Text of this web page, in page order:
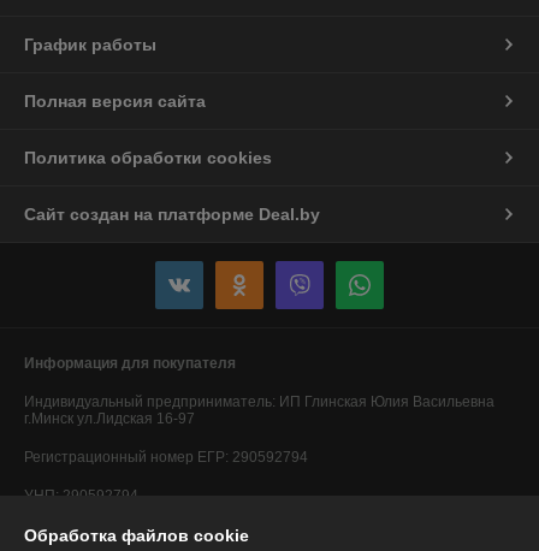
График работы
Полная версия сайта
Политика обработки cookies
Сайт создан на платформе Deal.by
Информация для покупателя
Индивидуальный предприниматель: ИП Глинская Юлия Васильевна
г.Минск ул.Лидская 16-97
Регистрационный номер ЕГР: 290592794
УНП: 290592794
Регистрационный орган: Минский горисполком
Обработка файлов cookie